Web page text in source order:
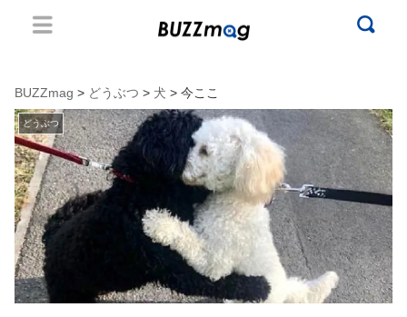
BUZZmag > どうぶつ > 犬 > 今ここ
どうぶつ